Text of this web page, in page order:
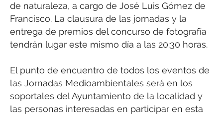
de naturaleza, a cargo de José Luis Gómez de
Francisco. La clausura de las jornadas y la
entrega de premios del concurso de fotografía
tendrán lugar este mismo día a las 20:30 horas.
El punto de encuentro de todos los eventos de
las Jornadas Medioambientales será en los
soportales del Ayuntamiento de la localidad y
las personas interesadas en participar en esta